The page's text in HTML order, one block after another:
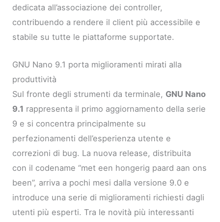
dedicata all’associazione dei controller,
contribuendo a rendere il client più accessibile e
stabile su tutte le piattaforme supportate.
GNU Nano 9.1 porta miglioramenti mirati alla
produttività
Sul fronte degli strumenti da terminale, GNU Nano
9.1 rappresenta il primo aggiornamento della serie
9 e si concentra principalmente su
perfezionamenti dell’esperienza utente e
correzioni di bug. La nuova release, distribuita
con il codename “met een hongerig paard aan ons
been”, arriva a pochi mesi dalla versione 9.0 e
introduce una serie di miglioramenti richiesti dagli
utenti più esperti. Tra le novità più interessanti